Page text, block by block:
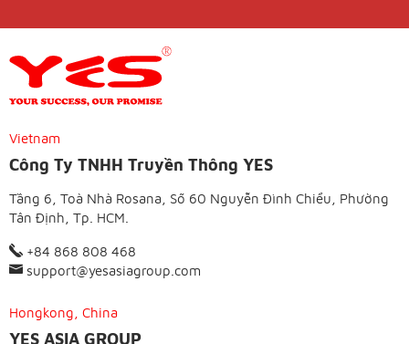
Vietnam
Công Ty TNHH Truyền Thông YES
Tầng 6, Toà Nhà Rosana, Số 60 Nguyễn Đình Chiểu, Phường
Tân Định, Tp. HCM.
+84 868 808 468
support@yesasiagroup.com
Hongkong, China
YES ASIA GROUP